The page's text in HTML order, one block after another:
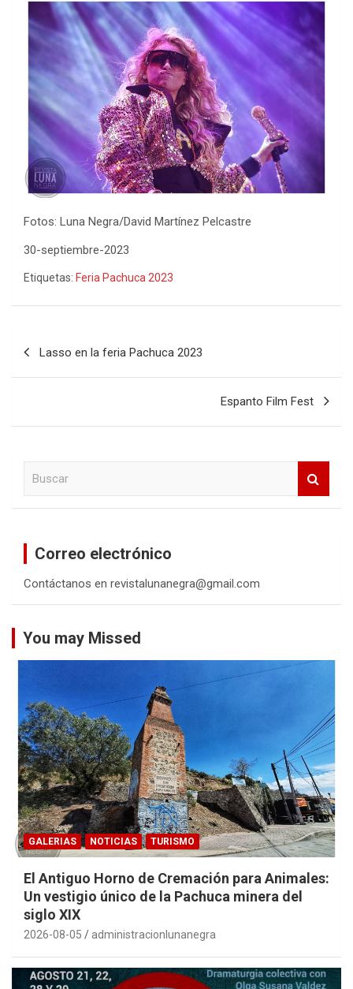
Fotos: Luna Negra/David Martínez Pelcastre
30-septiembre-2023
Etiquetas: Feria Pachuca 2023
Lasso en la feria Pachuca 2023
Espanto Film Fest
Correo electrónico
Contáctanos en revistalunanegra@gmail.com
You may Missed
GALERIAS NOTICIAS TURISMO
El Antiguo Horno de Cremación para Animales:
Un vestigio único de la Pachuca minera del
siglo XIX
2026-08-05 administracionlunanegra